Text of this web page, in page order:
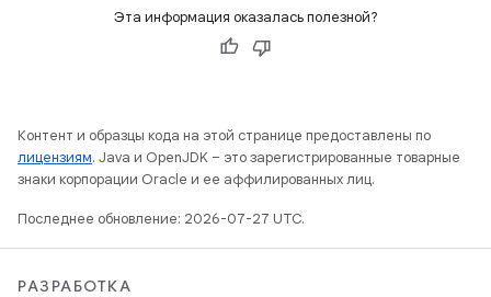
Эта информация оказалась полезной?
Контент и образцы кода на этой странице предоставлены по
лицензиям. Java и OpenJDK – это зарегистрированные товарные
знаки корпорации Oracle и ее аффилированных лиц.
Последнее обновление: 2026-07-27 UTC.
РАЗРАБОТКА